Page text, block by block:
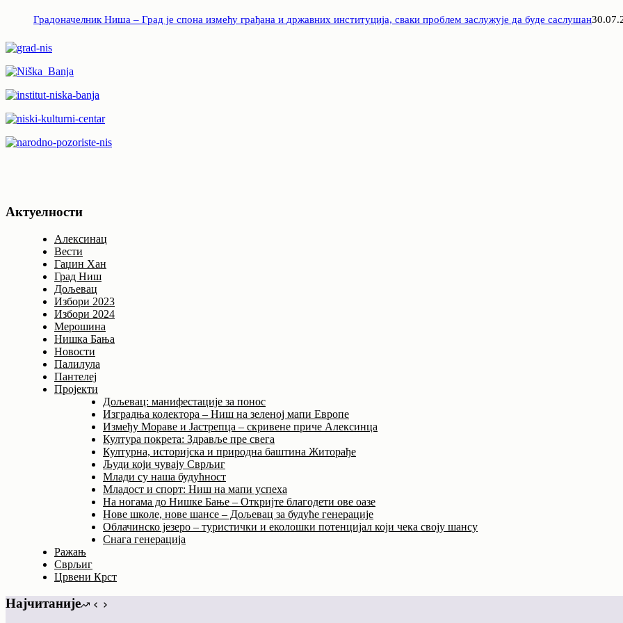
Градоначелник Ниша – Град је спона између грађана и државних институција, сваки проблем заслужује да буде саслушан
Актуелности
Алексинац
Вести
Гаџин Хан
Град Ниш
Дољевац
Избори 2023
Избори 2024
Мерошина
Нишка Бања
Новости
Палилула
Пантелеј
Пројекти
Дољевац: манифестације за понос
Изградња колектора – Ниш на зеленој мапи Европе
Између Мораве и Јастрепца – скривене приче Алексинца
Култура покрета: Здравље пре свега
Културна, историјска и природна баштина Житорађе
Људи који чувају Сврљиг
Млади су наша будућност
Младост и спорт: Ниш на мапи успеха
На ногама до Нишке Бање – Откријте благодети ове оазе
Нове школе, нове шансе – Дољевац за будуће генерације
Облачинско језеро – туристички и еколошки потенцијал који чека своју шансу
Снага генерација
Ражањ
Сврљиг
Црвени Крст
Најчитаније